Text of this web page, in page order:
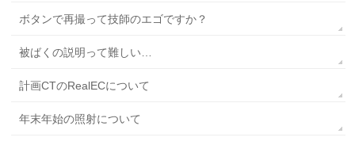
ボタンで再撮って技師のエゴですか？
被ばくの説明って難しい…
計画CTのRealECについて
年末年始の照射について